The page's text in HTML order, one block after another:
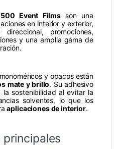
Event Filmsson una
en interior y exterior,
direccional, promociones,
y una amplia gama de
y opacos están
mate y brillo. Su adhesivo
la sostenibilidad al evitar la
solventes, lo que los
aplicaciones de interior.